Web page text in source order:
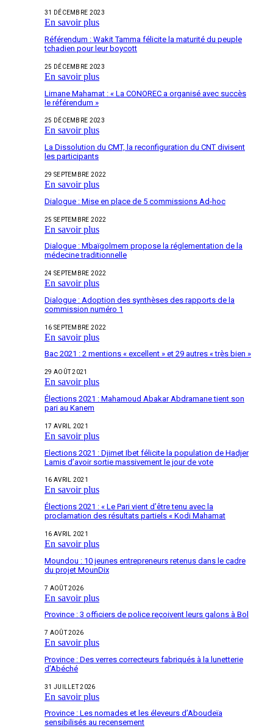
31 DÉCEMBRE 2023
En savoir plus
Référendum : Wakit Tamma félicite la maturité du peuple
tchadien pour leur boycott
25 DÉCEMBRE 2023
En savoir plus
Limane Mahamat : « La CONOREC a organisé avec succès
le référendum »
25 DÉCEMBRE 2023
En savoir plus
La Dissolution du CMT, la reconfiguration du CNT divisent
les participants
29 SEPTEMBRE 2022
En savoir plus
Dialogue : Mise en place de 5 commissions Ad-hoc
25 SEPTEMBRE 2022
En savoir plus
Dialogue : Mbaïgolmem propose la réglementation de la
médecine traditionnelle
24 SEPTEMBRE 2022
En savoir plus
Dialogue : Adoption des synthèses des rapports de la
commission numéro 1
16 SEPTEMBRE 2022
En savoir plus
Bac 2021 : 2 mentions « excellent » et 29 autres « très bien »
29 AOÛT 2021
En savoir plus
Élections 2021 : Mahamoud Abakar Abdramane tient son
pari au Kanem
17 AVRIL 2021
En savoir plus
Elections 2021 : Djimet Ibet félicite la population de Hadjer
Lamis d’avoir sortie massivement le jour de vote
16 AVRIL 2021
En savoir plus
Élections 2021 : « Le Pari vient d’être tenu avec la
proclamation des résultats partiels « Kodi Mahamat
16 AVRIL 2021
En savoir plus
Moundou : 10 jeunes entrepreneurs retenus dans le cadre
du projet MounDix
7 AOÛT 2026
En savoir plus
Province : 3 officiers de police reçoivent leurs galons à Bol
7 AOÛT 2026
En savoir plus
Province : Des verres correcteurs fabriqués à la lunetterie
d’Abéché
31 JUILLET 2026
En savoir plus
Province : Les nomades et les éleveurs d’Aboudeïa
sensibilisés au recensement